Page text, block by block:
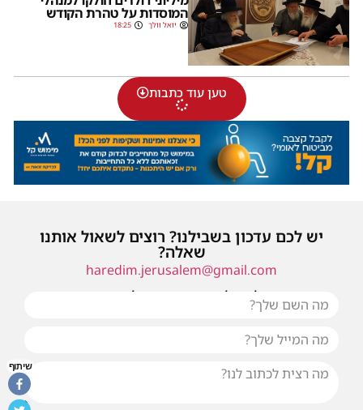
המוסדות על טהרת הקודש
יואל וולך 18:25
טען עוד כתבות
יש לכם עדכון בשבילנו? רוצים לשאול אותנו
שאלה?
haredim.jerusalem@gmail.com
או שילחו אלינו פנייה ונחזור אליכם בהקדם
שיתוף